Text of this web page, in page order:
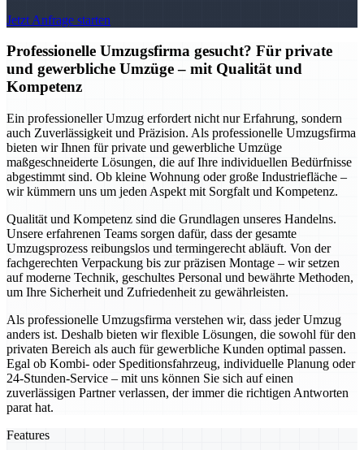
Jetzt Anfrage starten
Professionelle Umzugsfirma gesucht? Für private
und gewerbliche Umzüge – mit Qualität und
Kompetenz
Ein professioneller Umzug erfordert nicht nur Erfahrung, sondern
auch Zuverlässigkeit und Präzision. Als professionelle Umzugsfirma
bieten wir Ihnen für private und gewerbliche Umzüge
maßgeschneiderte Lösungen, die auf Ihre individuellen Bedürfnisse
abgestimmt sind. Ob kleine Wohnung oder große Industriefläche –
wir kümmern uns um jeden Aspekt mit Sorgfalt und Kompetenz.
Qualität und Kompetenz sind die Grundlagen unseres Handelns.
Unsere erfahrenen Teams sorgen dafür, dass der gesamte
Umzugsprozess reibungslos und termingerecht abläuft. Von der
fachgerechten Verpackung bis zur präzisen Montage – wir setzen
auf moderne Technik, geschultes Personal und bewährte Methoden,
um Ihre Sicherheit und Zufriedenheit zu gewährleisten.
Als professionelle Umzugsfirma verstehen wir, dass jeder Umzug
anders ist. Deshalb bieten wir flexible Lösungen, die sowohl für den
privaten Bereich als auch für gewerbliche Kunden optimal passen.
Egal ob Kombi- oder Speditionsfahrzeug, individuelle Planung oder
24-Stunden-Service – mit uns können Sie sich auf einen
zuverlässigen Partner verlassen, der immer die richtigen Antworten
parat hat.
Features